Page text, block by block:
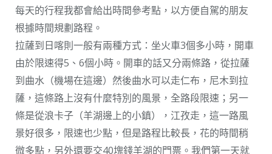
每天的行程我都會給出時間參考點，以方便自駕的朋友
根據時間規劃路程。
拉薩到日喀則一般有兩種方式：坐火車3個多小時，開車
由於限速得5、6個小時。開車的話又分兩條路，從拉薩
到曲水（機場在這邊）然後曲水可以走仁布，尼木到拉
薩，這條路上沒有什麼特別的風景，全路段限速；另一
條是從浪卡子（羊湖邊上的小鎮），江孜走，這一路風
景好很多，限速也少點，但是路程比較長，花的時間稍
微多點，另外還要交40塊錢羊湖的門票。我們第一天就